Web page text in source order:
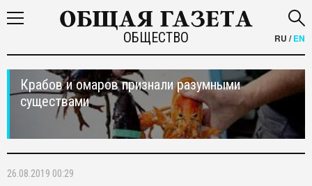
ОБЩЕСТВО RU /EN
Крабов и омаров признали разумными
существами
26.08.2019 00:29